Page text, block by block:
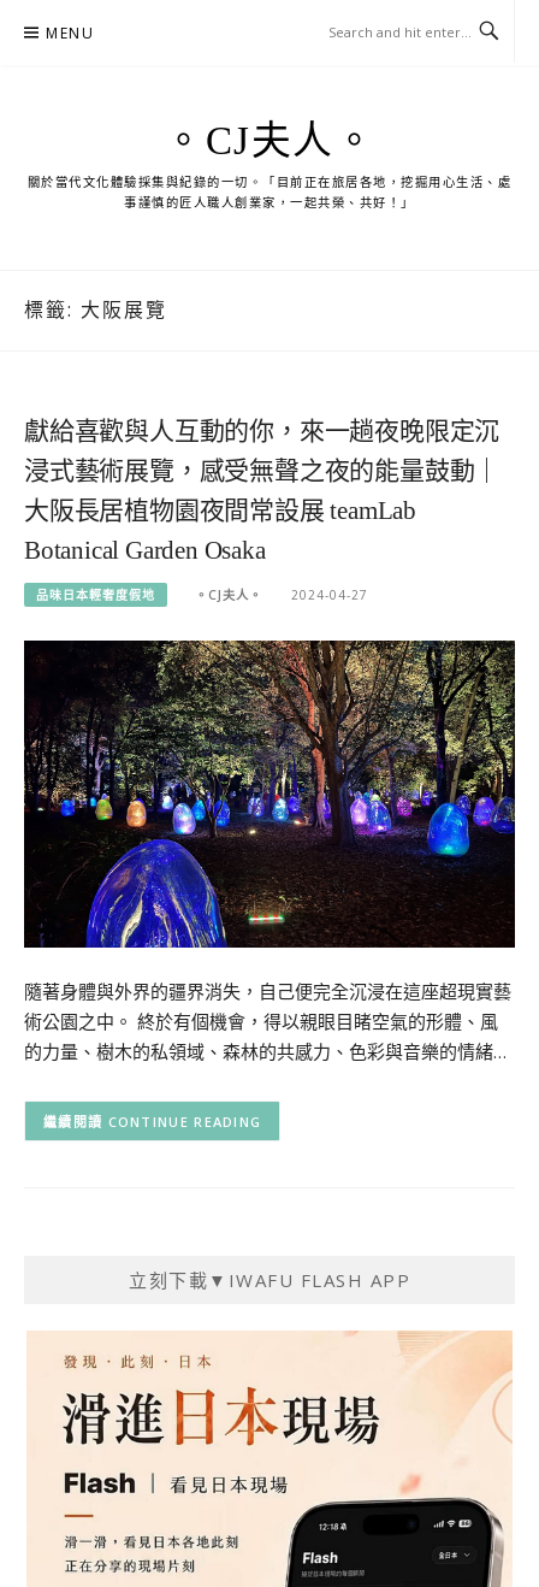
MENU
。CJ夫人。
關於當代文化體驗採集與紀錄的一切。「目前正在旅居各地，挖掘用心生活、處
事謹慎的匠人職人創業家，一起共榮、共好！」
標籤: 大阪展覽
獻給喜歡與人互動的你，來一趟夜晚限定沉
浸式藝術展覽，感受無聲之夜的能量鼓動｜
大阪長居植物園夜間常設展 teamLab
Botanical Garden Osaka
品味日本輕奢度假地 。CJ夫人。 2024-04-27
隨著身體與外界的疆界消失，自己便完全沉浸在這座超現實藝
術公園之中。 終於有個機會，得以親眼目睹空氣的形體、風
的力量、樹木的私領域、森林的共感力、色彩與音樂的情緒…
CONTINUE READING
立刻下載▼IWAFU FLASH APP